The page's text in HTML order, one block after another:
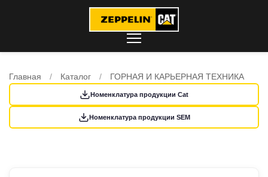
Главная / Каталог / ГОРНАЯ И КАРЬЕРНАЯ ТЕХНИКА
Номенклатура продукции Cat
Номенклатура продукции SEM